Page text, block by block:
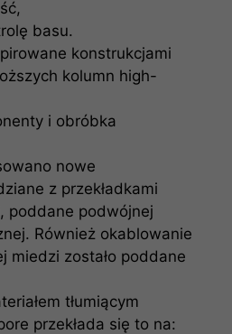
basu.
konstrukcjami
kolumn high-
i obróbka
nowe
z przekładkami
poddane podwójnej
Również okablowanie
miedzi zostało poddane
tłumiącym
przekłada się to na: